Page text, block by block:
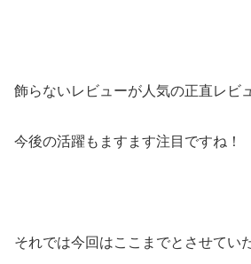
飾らないレビューが人気の正直レビ
今後の活躍もますます注目ですね！
それでは今回はここまでとさせてい